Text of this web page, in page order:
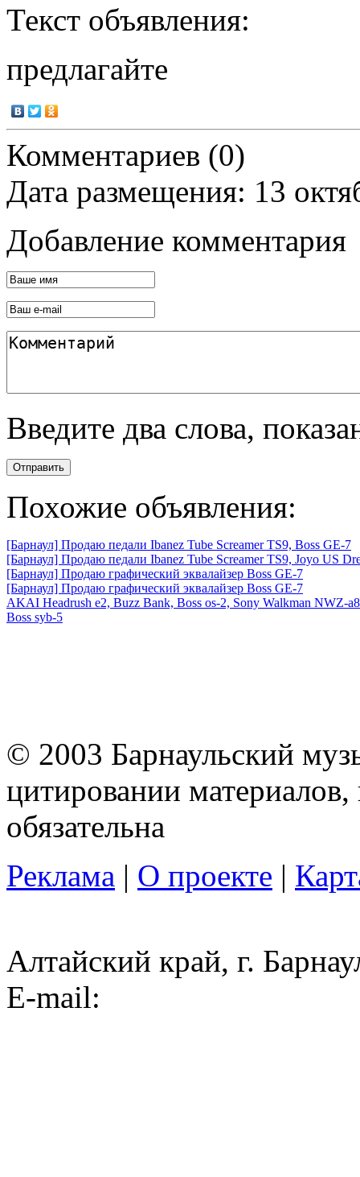
Текст объявления:
предлагайте
Комментариев (0)
Дата размещения: 13
Добавление комментария
Введите два слова,
Отправить
Похожие объявления:
[Барнаул] Продаю педали Ibanez Tube Screamer TS9, Boss GE-7
[Барнаул] Продаю педали Ibanez Tube Screamer TS9, Joyo US
[Барнаул] Продаю графический эквалайзер Boss GE-7
[Барнаул] Продаю графический эквалайзер Boss GE-7
AKAI Headrush e2, Buzz Bank, Boss os-2, Sony Walkman NWZ-
Boss syb-5
© 2003 Барнаульский
цитировании
обязательна
Реклама | О проекте |
Алтайский край, г.
E-mail: